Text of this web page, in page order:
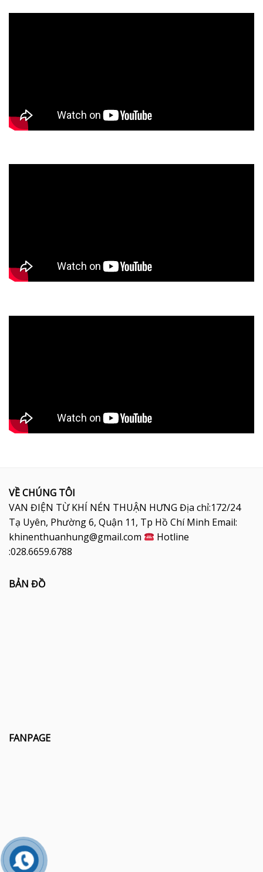
VỀ CHÚNG TÔI
VAN ĐIỆN TỪ KHÍ NÉN THUẬN HƯNG Địa chỉ:172/24
Tạ Uyên, Phường 6, Quận 11, Tp Hồ Chí Minh Email:
khinenthuanhung@gmail.com
Hotline
:028.6659.6788
BẢN ĐỒ
FANPAGE